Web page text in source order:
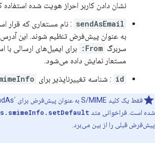
نشان دادن کاربر احراز هویت شده استفاده
sendAsEmail : نام مستعاری که قرار
به عنوان پیش‌فرض تنظیم شوند. این آدرس
سربرگ From:
برای ایمیل‌های ارسالی با
مستعار نمایش داده می‌شود.
id : شناسه تغییرناپذیر برای
شده است. فراخوانی متد
پیش‌فرض قبلی را از بین می‌برد.